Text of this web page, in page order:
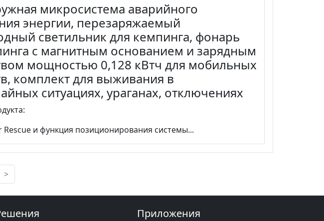
микросистема аварийного
энергии, перезаряжаемый
светильник для кемпинга, фонарь
с магнитным основанием и зарядным
мощностью 0,128 кВтч для мобильных
комплект для выживания в
ситуациях, ураганах, отключениях
Rescue и функция позиционирования системы...
>
Приложения